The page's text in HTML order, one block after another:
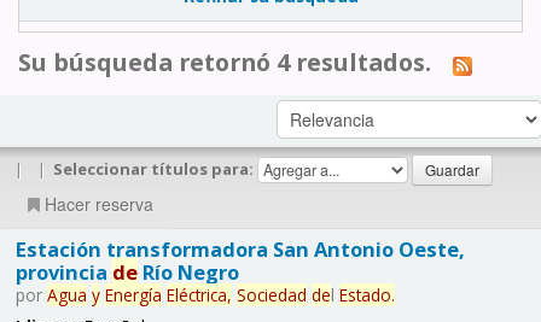
Su búsqueda retornó 4 resultados.
| | Seleccionar títulos para:
Hacer reserva
Estación transformadora San Antonio Oeste,
provincia deRío Negro
por Agua y Energía Eléctrica, Sociedad del Estado.